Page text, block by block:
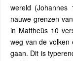
wereld
nauwe grenzen
in Mattheüs 10
weg van de volken
gaan. Dit is